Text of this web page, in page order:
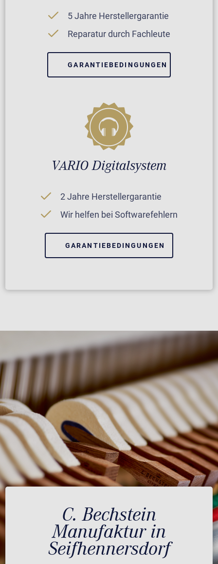
5 Jahre Herstellergarantie
Reparatur durch Fachleute
GARANTIEBEDINGUNGEN
VARIO Digitalsystem
2 Jahre Herstellergarantie
Wir helfen bei Softwarefehlern
GARANTIEBEDINGUNGEN
C. Bechstein
Manufaktur in
Seifhennersdorf